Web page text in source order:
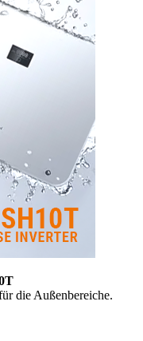
die Außenbereiche.